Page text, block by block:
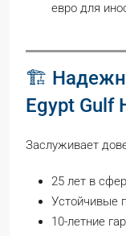
евро для
🏗️
Egypt Gulf
Заслуживает
25 лет в
Устойчивые
10-летние